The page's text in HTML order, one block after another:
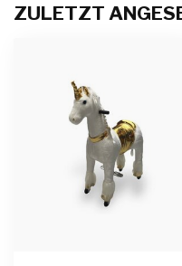
ZULETZT